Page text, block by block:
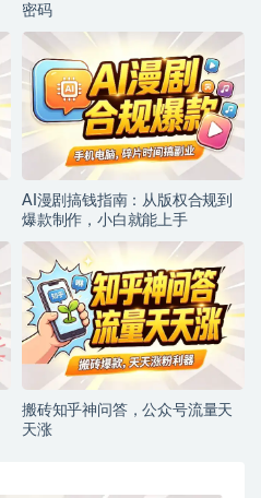
密码
AI漫剧搞钱指南：从版权合规到
爆款制作，小白就能上手
搬砖知乎神问答，公众号流量天
天涨